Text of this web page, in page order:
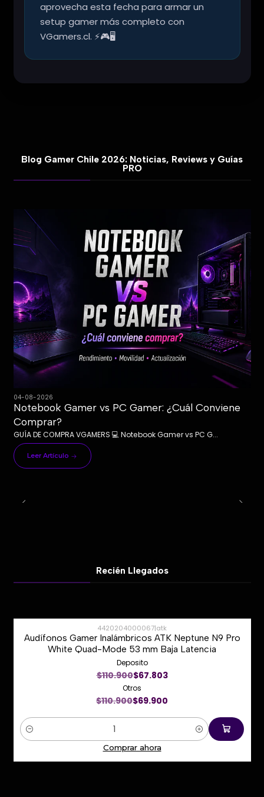
aprovecha esta fecha para armar un
setup gamer más completo con
VGamers.cl. ⚡🎮🖥️
Blog Gamer Chile 2026: Noticias, Reviews y Guías
PRO
04-08-2026
Notebook Gamer vs PC Gamer: ¿Cuál Conviene
Comprar?
GUÍA DE COMPRA VGAMERS 💻 Notebook Gamer vs PC G...
Leer Artículo
Recién Llegados
-37%
4420204000067|atk
Audífonos Gamer Inalámbricos ATK Neptune N9 Pro
White Quad-Mode 53 mm Baja Latencia
Deposito
$110.900$67.803
Otros
$110.900$69.900
Cantidad
Comprar ahora